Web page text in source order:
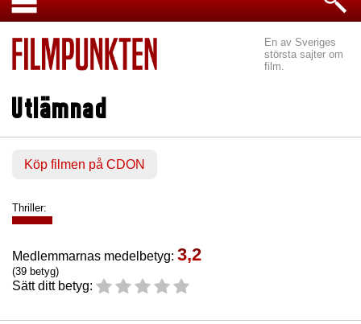
En av Sveriges
största sajter om
film.
Utlämnad
Köp filmen på CDON
Thriller:
Medlemmarnas medelbetyg: 3,2
(39 betyg)
Sätt ditt betyg: